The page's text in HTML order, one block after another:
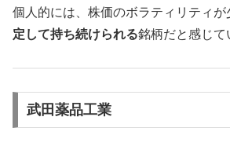
個人的には、株価のボラティリティが
定して持ち続けられる銘柄だと感じて
武田薬品工業